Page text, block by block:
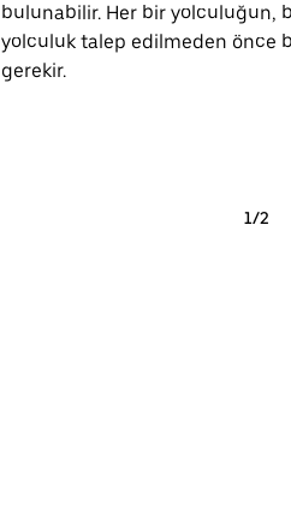
bulunabilir. Her bir yolculuğun,
yolculuk talep edilmeden önce
gerekir.
1/2